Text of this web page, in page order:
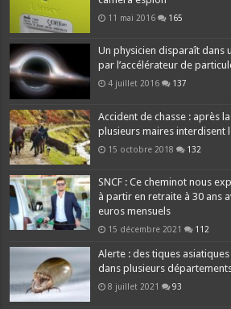
11 mai 2016 165
Un physicien disparaît dans
par l’accélérateur de
4 juillet 2016 137
Accident de chasse : après
plusieurs maires interdisent
15 octobre 2018 132
SNCF : Ce cheminot nous
à partir en retraite à 30 ans
euros mensuels
15 décembre 2021 112
Alerte : des tiques
dans plusieurs
8 juillet 2021 93